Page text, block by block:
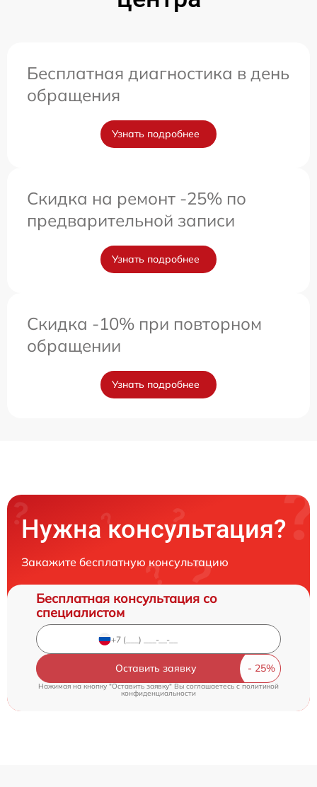
Бесплатная диагностика в день
обращения
Узнать подробнее
Скидка на ремонт -25% по
предварительной записи
Узнать подробнее
Скидка -10% при повторном
обращении
Узнать подробнее
Нужна консультация?
Закажите бесплатную консультацию
Бесплатная консультация со
специалистом
Оставить заявку
Нажимая на кнопку "Оставить заявку" Вы соглашаетесь cполитикой
конфиденциальности